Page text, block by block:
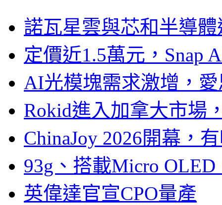
諾瓦星雲與芯和半導
定價近1.5萬元，Snap
AI光模塊需求激增，
Rokid進入加拿大市場
ChinaJoy 2026開幕，
93g、搭載Micro
英偉達官宣CPO量產